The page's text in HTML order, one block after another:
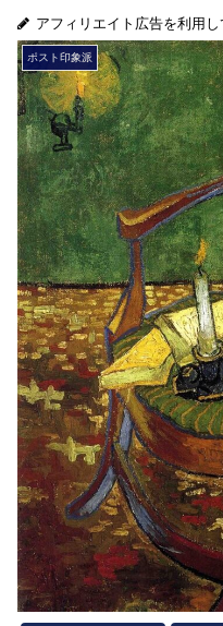
アフィリエイト広告を利用し
ポスト印象派